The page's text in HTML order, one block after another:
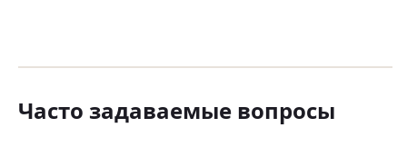
Часто задаваемые вопросы